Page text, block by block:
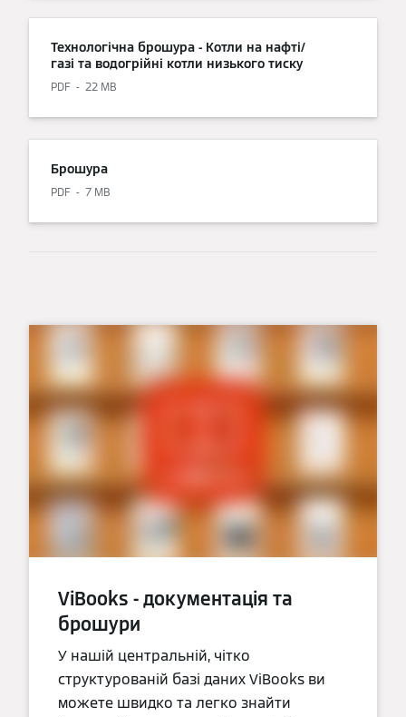
Технологічна брошура - Котли на нафті/
газі та водогрійні котли низького тиску
PDF 22 MB
Брошура
PDF 7 MB
ViBooks - документація та
брошури
У нашій центральній, чітко
структурованій базі даних ViBooks ви
можете швидко та легко знайти